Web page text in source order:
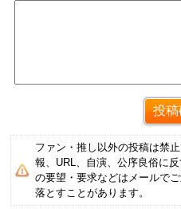
ファン・推し以外の投稿は禁
報、URL、自演、公序良俗に
の要望・要求などはメールで
落とすことがあります。